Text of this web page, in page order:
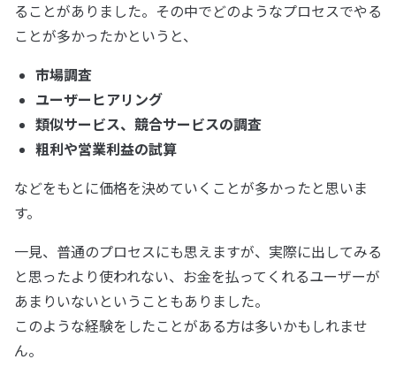
ることがありました。その中でどのようなプロセスでやる
ことが多かったかというと、
市場調査
ユーザーヒアリング
類似サービス、競合サービスの調査
粗利や営業利益の試算
などをもとに価格を決めていくことが多かったと思いま
す。
一見、普通のプロセスにも思えますが、実際に出してみる
と思ったより使われない、お金を払ってくれるユーザーが
あまりいないということもありました。
このような経験をしたことがある方は多いかもしれませ
ん。